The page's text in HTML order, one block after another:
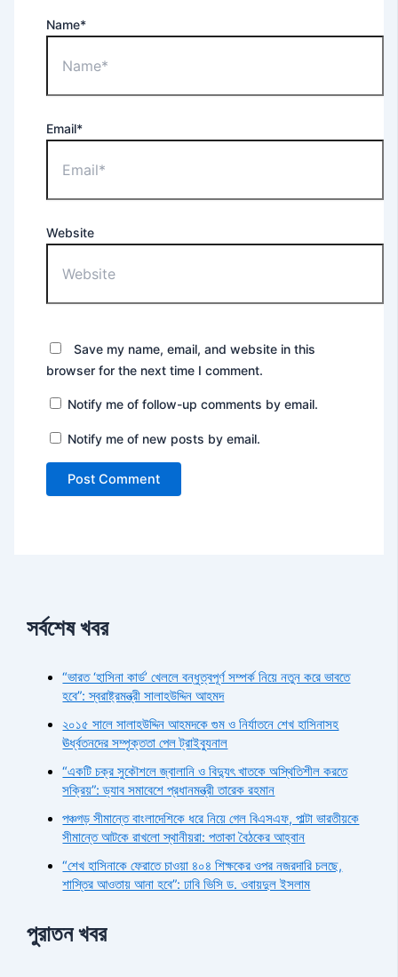
Name*
Email*
Website
Save my name, email, and website in this
browser for the next time I comment.
Notify me of follow-up comments by email.
Notify me of new posts by email.
সর্বশেষ খবর
“ভারত ‘হাসিনা কার্ড’ খেললে বন্ধুত্বপূর্ণ সম্পর্ক নিয়ে নতুন করে ভাবতে
হবে”: স্বরাষ্ট্রমন্ত্রী সালাহউদ্দিন আহমদ
২০১৫ সালে সালাহউদ্দিন আহমদকে গুম ও নির্যাতনে শেখ হাসিনাসহ
ঊর্ধ্বতনদের সম্পৃক্ততা পেল ট্রাইব্যুনাল
“একটি চক্র সুকৌশলে জ্বালানি ও বিদ্যুৎ খাতকে অস্থিতিশীল করতে
সক্রিয়”: ড্যাব সমাবেশে প্রধানমন্ত্রী তারেক রহমান
পঞ্চগড় সীমান্তে বাংলাদেশিকে ধরে নিয়ে গেল বিএসএফ, পাল্টা ভারতীয়কে
সীমান্তে আটকে রাখলো স্থানীয়রা: পতাকা বৈঠকের আহ্বান
“শেখ হাসিনাকে ফেরাতে চাওয়া ৪০৪ শিক্ষকের ওপর নজরদারি চলছে,
শাস্তির আওতায় আনা হবে”: ঢাবি ভিসি ড. ওবায়দুল ইসলাম
পুরাতন খবর